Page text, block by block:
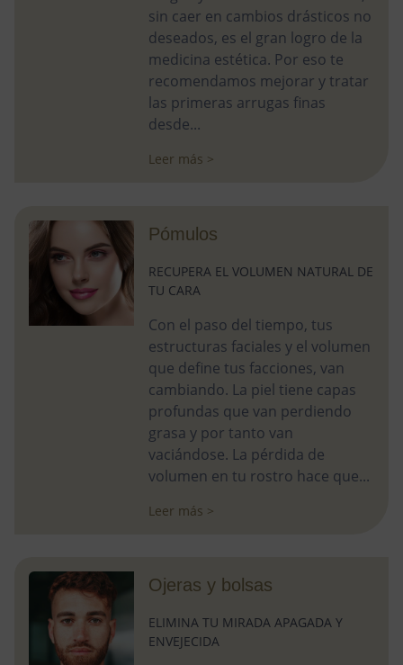
sin caer en cambios drásticos no
deseados, es el gran logro de la
medicina estética. Por eso te
recomendamos mejorar y tratar
las primeras arrugas finas
desde...
Leer más >
Pómulos
RECUPERA EL VOLUMEN NATURAL DE
TU CARA
Con el paso del tiempo, tus
estructuras faciales y el volumen
que define tus facciones, van
cambiando. La piel tiene capas
profundas que van perdiendo
grasa y por tanto van
vaciándose. La pérdida de
volumen en tu rostro hace que...
Leer más >
Ojeras y bolsas
ELIMINA TU MIRADA APAGADA Y
ENVEJECIDA